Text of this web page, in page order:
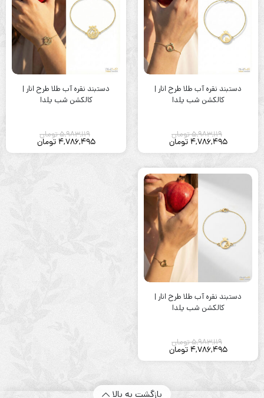
دستبند نقره آب طلا طرح انار |
کالکشن شب یلدا
5,983,119تومان
4,786,495 تومان
دستبند نقره آب طلا طرح انار |
کالکشن شب یلدا
5,983,119تومان
4,786,495 تومان
دستبند نقره آب طلا طرح انار |
کالکشن شب یلدا
5,983,119تومان
4,786,495 تومان
بازگشت به بالا